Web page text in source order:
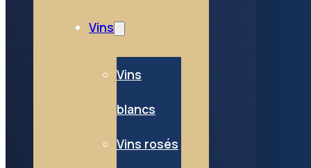
Vins
Vins
blancs
Vins rosés